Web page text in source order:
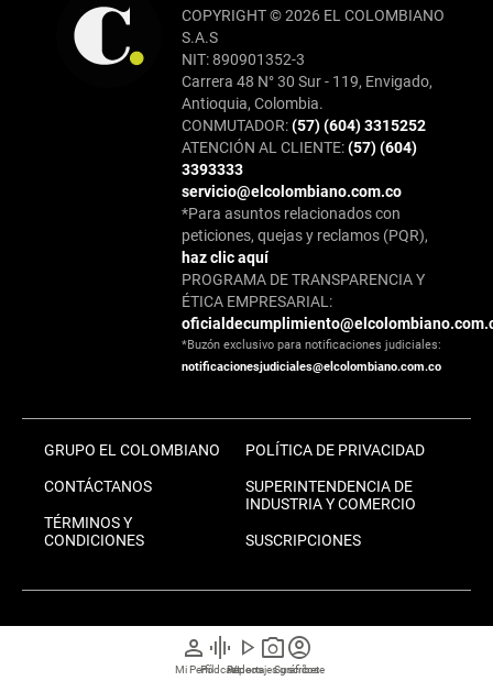
person
Mi Perfil
graphic_eq
Pódcast
play_arrow
Videos
photo_camera
Reportajes gráficos
account_circle
Suscríbete
COPYRIGHT © 2026 EL COLOMBIANO
S.A.S
NIT: 890901352-3
Carrera 48 N° 30 Sur - 119, Envigado,
Antioquia, Colombia.
CONMUTADOR:(57) (604) 3315252
ATENCIÓN AL CLIENTE:(57) (604)
3393333
servicio@elcolombiano.com.co
*Para asuntos relacionados con
peticiones, quejas y reclamos (PQR),
haz clic aquí
PROGRAMA DE TRANSPARENCIA Y
ÉTICA EMPRESARIAL:
*Buzón exclusivo para notificaciones judiciales:
notificacionesjudiciales@elcolombiano.com.co
GRUPO EL COLOMBIANO
CONTÁCTANOS
TÉRMINOS Y
CONDICIONES
POLÍTICA DE PRIVACIDAD
SUPERINTENDENCIA DE
INDUSTRIA Y COMERCIO
SUSCRIPCIONES
MIEMBRO DE: